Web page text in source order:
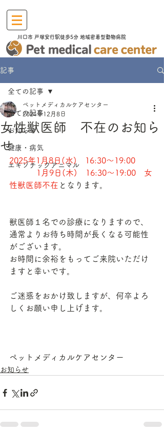
川口市​ 戸塚安行駅徒歩5分 地域密着型動物病院
記事
全ての記事
お知らせ
健康・病気
エキゾチックアニマル
全ての記事
女性獣医師 不在のお知ら
せ
ペットメディカルケアセンター
2024年12月8日
2025年1月8日(水)　16:30～19:00
1月9日(木)　16:30～19:00　女
性獣医師不在 となります。
獣医師１名での診療になりますので、
通常よりお待ち時間が長くなる可能性
がございます。
お時間に余裕をもってご来院いただけ
ますと幸いです。
ご迷惑をおかけ致しますが、何卒よろ
しくお願い申し上げます。
ペットメディカルケアセンター
お知らせ